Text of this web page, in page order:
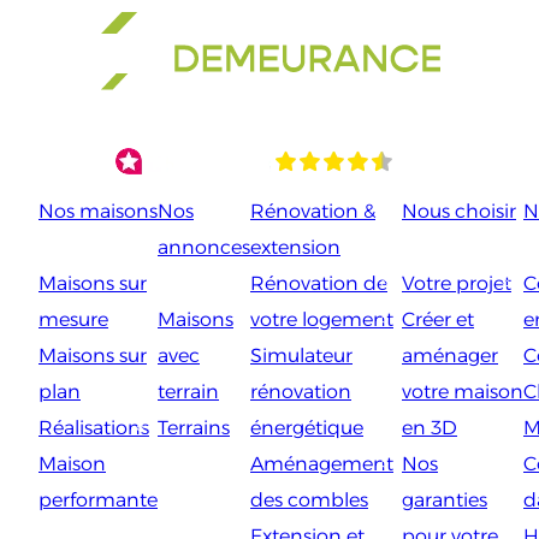
Nos maisons
Maisons sur
mesure
Maisons sur
plan
Réalisations
Maison
performante
Nos
annonces
Maisons
avec
terrain
Terrains
Rénovation &
extension
Rénovation de
votre logement
Simulateur
rénovation
énergétique
Aménagement
des combles
Nous choisir
Votre projet
Créer et
aménager
votre maison
en 3D
Nos
garanties